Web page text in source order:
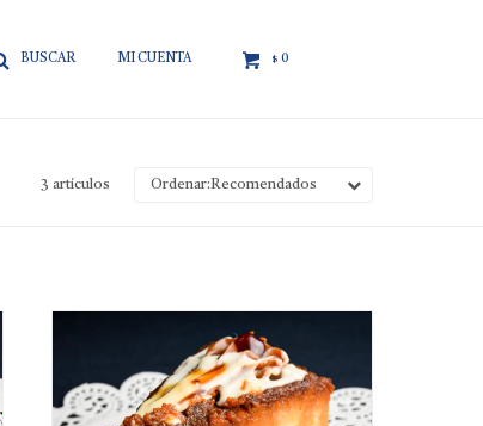
$ 0
3 artículos Recomendados